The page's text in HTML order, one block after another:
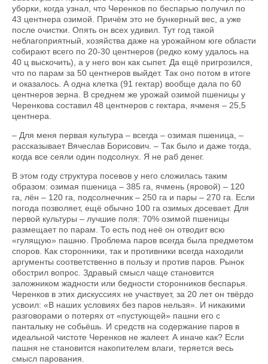
уборки, когда узнал, что Черенков по беспарью получил по
43 центнера озимой. Причём это не бункерный вес, а уже
после очистки. Опять он всех удивил. Тут год такой
неблагоприятный, хозяйства даже на урожайном юге области
собирают всего по 20-30 центнеров (редко кому удалось на
40 ц выскочить), а у него вон как сыпет. Да ещё пригрозился,
что по парам за 50 центнеров выйдет. Так оно потом в итоге
и оказалось. А одна клетка (91 гектар) вообще дала по 60
центнеров зерна. В среднем же урожай озимой пшеницы у
Черенкова составил 48 центнеров с гектара, ячменя – 25,5
центнера.
– Для меня первая культура – всегда – озимая пшеница, –
рассказывает Вячеслав Борисович. – Так было и даже тогда,
когда все сеяли один подсолнух. Я не раб денег.
В этом году структура посевов у него сложилась таким
образом: озимая пшеница – 385 га, ячмень (яровой) – 120
га, лён – 120 га, подсолнечник – 250 га и пары – 270 га. Если
погода позволяет, ещё обычно 100 га озимых досевает. Для
первой культуры – лучшие поля: 70% озимой пшеницы
размещает по парам. То есть под неё он отводит всю
«гулящую» пашню. Проблема паров всегда была предметом
споров. Как сторонники, так и противники всегда находили
аргументы соответственно в пользу и против паров. Рынок
обострил вопрос. Здравый смысл чаще становится
заложником жадности или бедности сторонников беспарья.
Черенков в этих дискуссиях не участвует, за 20 лет он твёрдо
усвоил: «В наших условиях без паров нельзя». И никакими
разговорами о потерях от «пустующей» пашни его с
панталыку не собьёшь. И средств на содержание паров в
идеальной чистоте Черенков не жалеет. А иначе как? Если
пашня не становится накопителем влаги, теряется весь
смысл парования.